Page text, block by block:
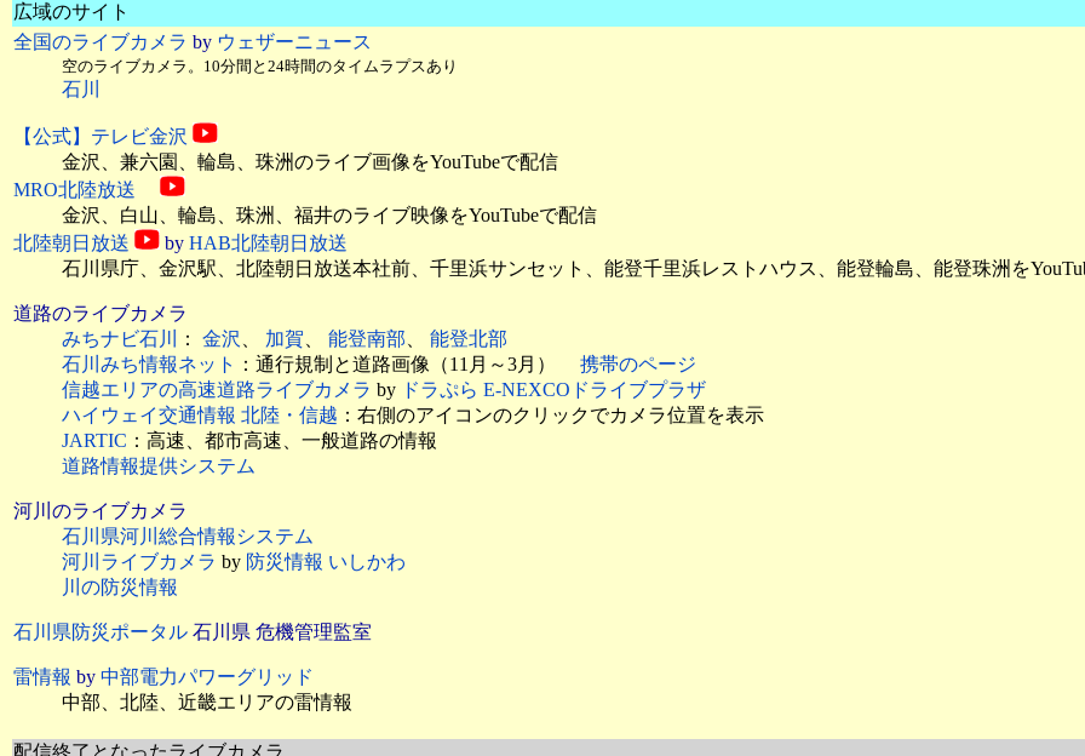
広域のサイト
全国のライブカメラ by ウェザーニュース
空のライブカメラ。10分間と24時間のタイムラプスあり
石川
【公式】テレビ金沢
金沢、兼六園、輪島、珠洲のライブ画像をYouTubeで配信
MRO北陸放送
金沢、白山、輪島、珠洲、福井のライブ映像をYouTubeで配信
北陸朝日放送
by HAB北陸朝日放送
石川県庁、金沢駅、北陸朝日放送本社前、千里浜サンセット、能登千里浜レストハウス、能登輪島、能登珠洲を
道路のライブカメラ
みちナビ石川
： 金沢 、 加賀、 能登南部、 能登北部
石川みち情報ネット
：通行規制と道路画像（11月～3月） 携帯のページ
信越エリアの高速道路ライブカメラ by ドラぷら E-NEXCOドライブプラザ
ハイウェイ交通情報 北陸・信越 ：右側のアイコンのクリックでカメラ位置を表示
JARTIC ：高速、都市高速、一般道路の情報
道路情報提供システム
河川のライブカメラ
石川県河川総合情報システム
河川ライブカメラ by 防災情報 いしかわ
川の防災情報
石川県防災ポータル 石川県 危機管理監室
雷情報 by 中部電力パワーグリッド
中部、北陸、近畿エリアの雷情報